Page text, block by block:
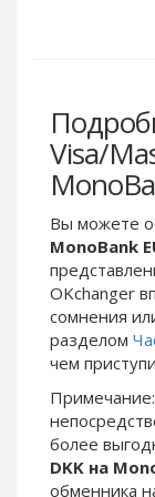
Visa/
Вы можете
MonoBank
OKchanger
сомнения
разделом
чем
более
DKK на
обменника
Skril EUR
Skril INR
Skril PLN
Skril AUD
Skril NOK
Skril SEK
Paxum USD
Paxum EUR
Epay USD
Epay EUR
Phone Balance